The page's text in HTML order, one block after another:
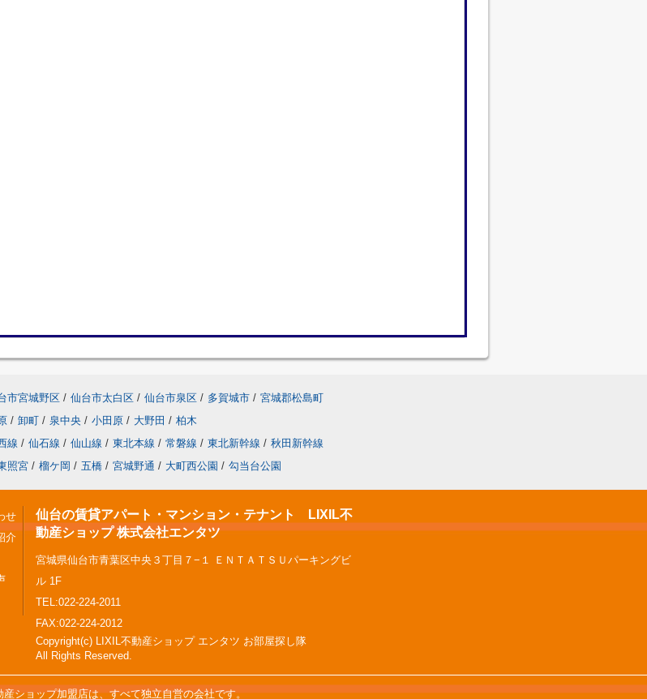
市宮城野区 / 仙台市太白区 / 仙台市泉区 / 多賀城市 / 宮城郡松島町
/ 卸町 / 泉中央 / 小田原 / 大野田 / 柏木
線 / 仙石線 / 仙山線 / 東北本線 / 常磐線 / 東北新幹線 / 秋田新幹線
照宮 / 榴ケ岡 / 五橋 / 宮城野通 / 大町西公園 / 勾当台公園
せ
介
仙台の賃貸アパート・マンション・テナント LIXIL不
動産ショップ 株式会社エンタツ
宮城県仙台市青葉区中央３丁目７−１ ＥＮＴＡＴＳＵパーキングビ
ル 1F
TEL:022-224-2011
FAX:022-224-2012
Copyright(c) LIXIL不動産ショップ エンタツ お部屋探し隊
All Rights Reserved.
産ショップ加盟店は、すべて独立自営の会社です。